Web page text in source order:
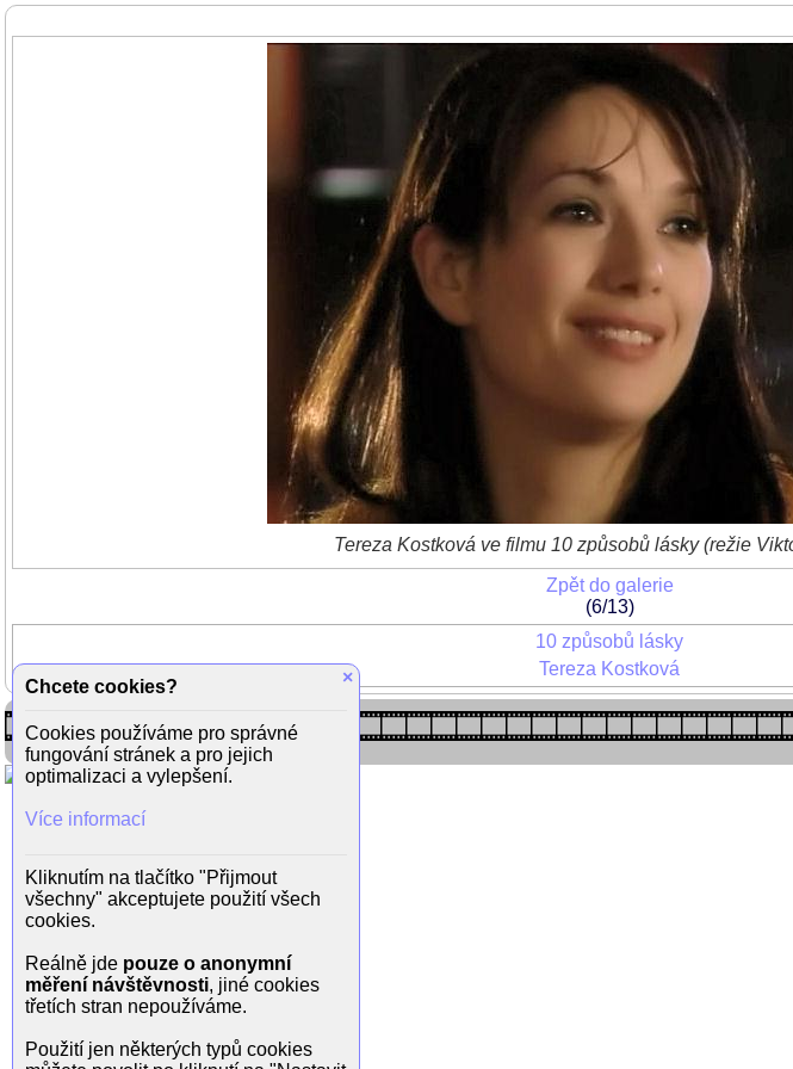
Tereza Kostková ve filmu 10 způsobů lásky (režie
Zpět do galerie
(6/13)
10 způsobů lásky
Tereza Kostková
×
Chcete cookies?
Cookies používáme pro správné
fungování stránek a pro jejich
optimalizaci a vylepšení.
Více informací
Kliknutím na tlačítko "Přijmout
všechny" akceptujete použití všech
cookies.
Reálně jde pouze o anonymní
měření návštěvnosti, jiné cookies
třetích stran nepoužíváme.
Použití jen některých typů cookies